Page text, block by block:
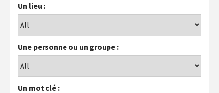
Un lieu :
Une personne ou un groupe :
Un mot clé :